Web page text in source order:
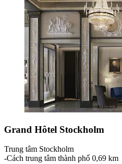
Grand Hôtel Stockholm
Trung tâm Stockholm
‐Cách trung tâm thành phố 0,69 km